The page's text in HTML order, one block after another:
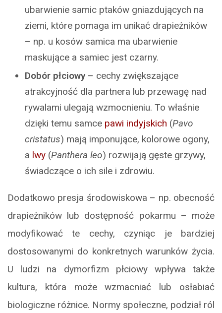
ubarwienie samic ptaków gniazdujących na
ziemi, które pomaga im unikać drapieżników
– np. u kosów samica ma ubarwienie
maskujące a samiec jest czarny.
Dobór płciowy– cechy zwiększające
atrakcyjność dla partnera lub przewagę nad
rywalami ulegają wzmocnieniu. To właśnie
dzięki temu samce pawi indyjskich (Pavo
cristatus) mają imponujące, kolorowe ogony,
a lwy (Panthera leo) rozwijają gęste grzywy,
świadczące o ich sile i zdrowiu.
Dodatkowo presja środowiskowa – np. obecność
drapieżników lub dostępność pokarmu – może
modyfikować te cechy, czyniąc je bardziej
dostosowanymi do konkretnych warunków życia.
U ludzi na dymorfizm płciowy wpływa także
kultura, która może wzmacniać lub osłabiać
biologiczne różnice. Normy społeczne, podział ról